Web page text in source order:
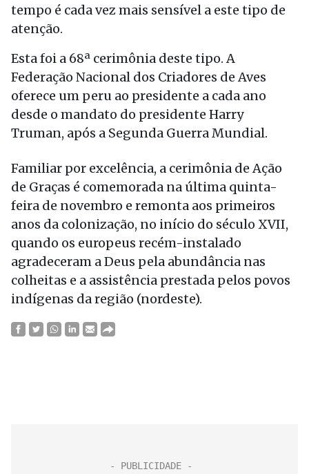
tempo é cada vez mais sensível a este tipo de
atenção.
Esta foi a 68ª cerimônia deste tipo. A
Federação Nacional dos Criadores de Aves
oferece um peru ao presidente a cada ano
desde o mandato do presidente Harry
Truman, após a Segunda Guerra Mundial.
Familiar por excelência, a cerimônia de Ação
de Graças é comemorada na última quinta-
feira de novembro e remonta aos primeiros
anos da colonização, no início do século XVII,
quando os europeus recém-instalado
agradeceram a Deus pela abundância nas
colheitas e a assistência prestada pelos povos
indígenas da região (nordeste).